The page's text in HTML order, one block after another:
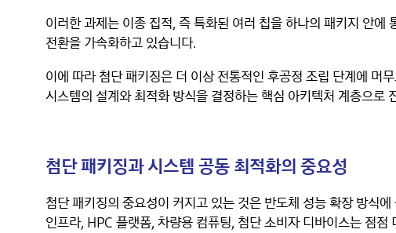
이러한 과제는 이종 집적, 즉 특화된 여러 칩을 하나의 패키지 안에
전환을 가속화하고 있습니다.
이에 따라 첨단 패키징은 더 이상 전통적인 후공정 조립 단계에 머
시스템의 설계와 최적화 방식을 결정하는 핵심 아키텍처 계층으로
첨단 패키징과 시스템 공동 최적화의 중요성
첨단 패키징의 중요성이 커지고 있는 것은 반도체 성능 확장 방식
인프라, HPC 플랫폼, 차량용 컴퓨팅, 첨단 소비자 디바이스는 점